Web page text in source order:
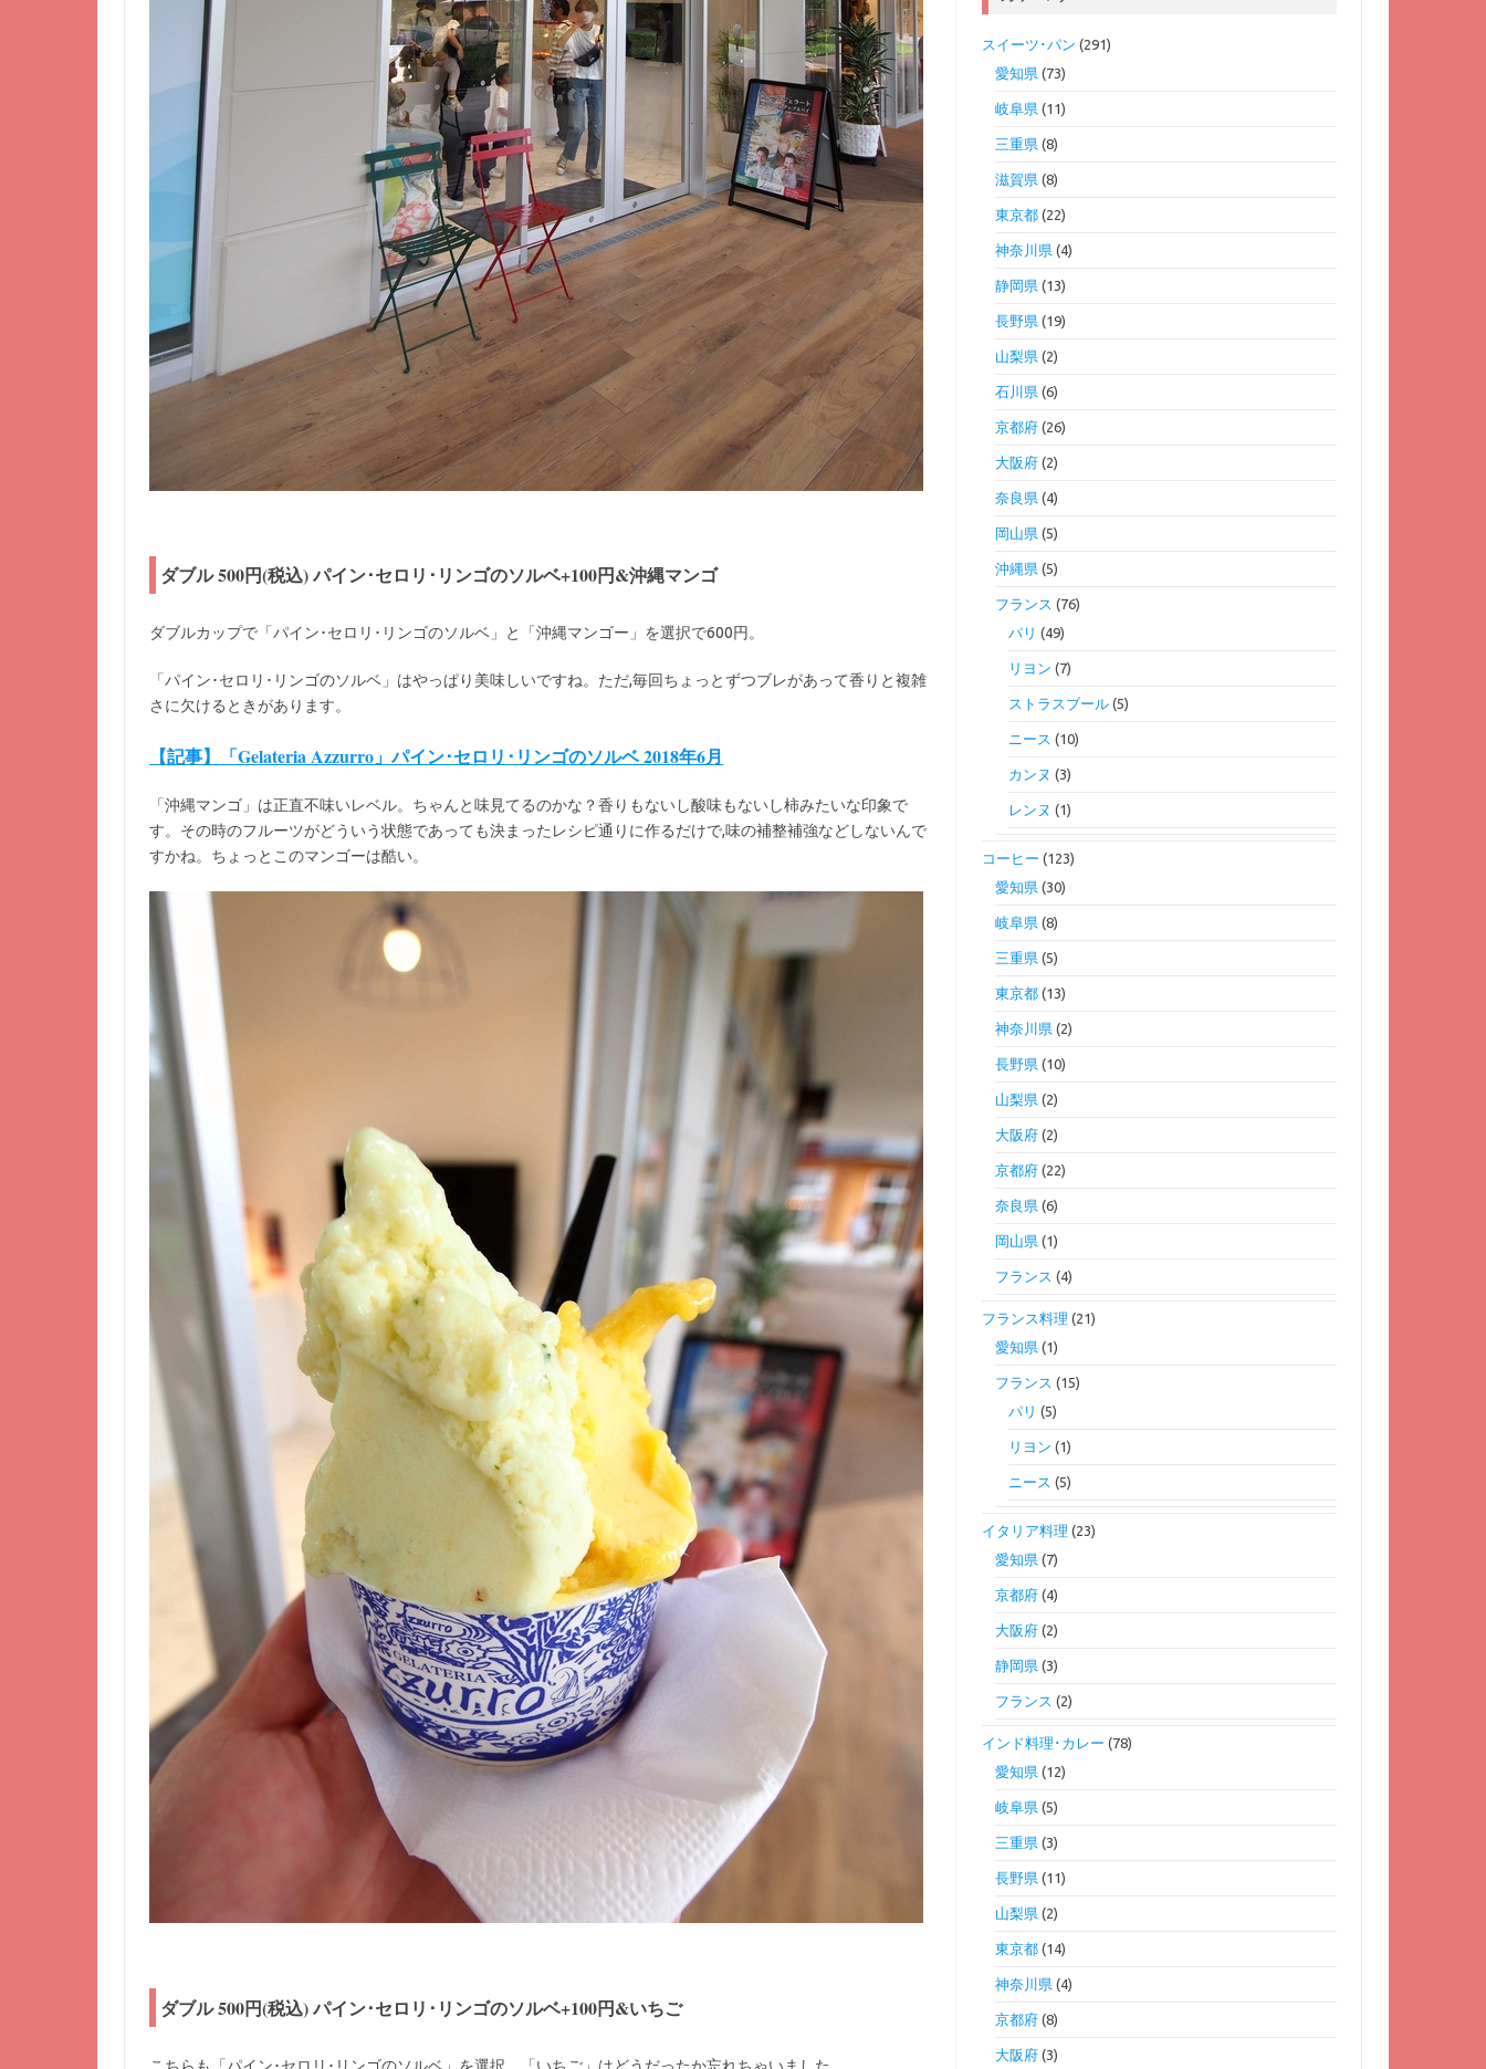
ダブル 500円(税込) パイン･セロリ･リンゴのソルベ+100円&沖縄マンゴ
ダブルカップで「パイン･セロリ･リンゴのソルベ」と「沖縄マンゴー」を選択で600円。
「パイン･セロリ･リンゴのソルベ」はやっぱり美味しいですね。ただ,毎回ちょっとずつブレがあって香りと複雑
さに欠けるときがあります。
【記事】「Gelateria Azzurro」パイン･セロリ･リンゴのソルベ 2018年6月
「沖縄マンゴ」は正直不味いレベル。ちゃんと味見てるのかな？香りもないし酸味もないし柿みたいな印象で
す。その時のフルーツがどういう状態であっても決まったレシピ通りに作るだけで,味の補整補強などしないんで
すかね。ちょっとこのマンゴーは酷い。
ダブル 500円(税込) パイン･セロリ･リンゴのソルベ+100円&いちご
こちらも「パイン･セロリ･リンゴのソルベ」を選択。「いちご」はどうだったか忘れちゃいました。
スイーツ･パン (291)
愛知県(73)
岐阜県(11)
三重県(8)
滋賀県(8)
東京都(22)
神奈川県(4)
静岡県(13)
長野県(19)
山梨県(2)
石川県(6)
京都府(26)
大阪府(2)
奈良県(4)
岡山県(5)
沖縄県(5)
フランス (76)
パリ (49)
リヨン (7)
ストラスブール(5)
ニース (10)
カンヌ (3)
レンヌ (1)
コーヒー (123)
愛知県(30)
岐阜県(8)
三重県(5)
東京都(13)
神奈川県(2)
長野県(10)
山梨県(2)
大阪府(2)
京都府(22)
奈良県(6)
岡山県(1)
フランス (4)
フランス料理 (21)
愛知県(1)
フランス (15)
パリ (5)
リヨン (1)
ニース (5)
イタリア料理 (23)
愛知県(7)
京都府(4)
大阪府(2)
静岡県(3)
フランス (2)
インド料理･カレー (78)
愛知県(12)
岐阜県(5)
三重県(3)
長野県(11)
山梨県(2)
東京都(14)
神奈川県(4)
京都府(8)
大阪府(3)